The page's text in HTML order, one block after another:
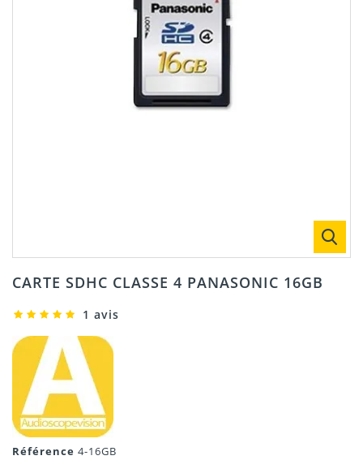
CARTE SDHC CLASSE 4 PANASONIC 16GB
1 avis
Référence 4-16GB